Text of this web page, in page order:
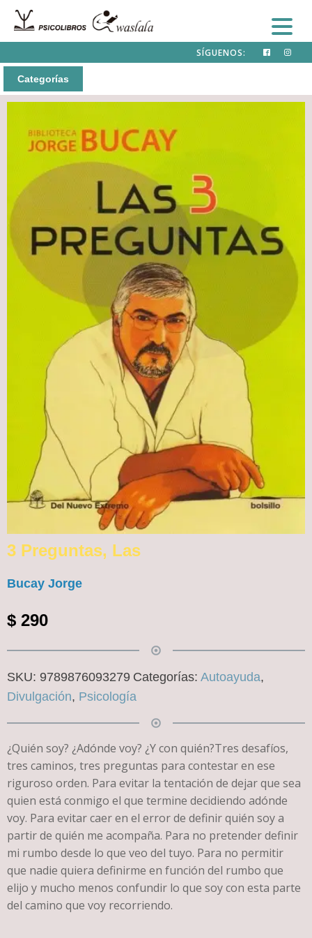
SÍGUENOS:
Categorías
3 Preguntas, Las
Bucay Jorge
$ 290
SKU: 9789876093279 Categorías: Autoayuda,
Divulgación, Psicología
¿Quién soy? ¿Adónde voy? ¿Y con quién?Tres desafíos,
tres caminos, tres preguntas para contestar en ese
riguroso orden. Para evitar la tentación de dejar que sea
quien está conmigo el que termine decidiendo adónde
voy. Para evitar caer en el error de definir quién soy a
partir de quién me acompaña. Para no pretender definir
mi rumbo desde lo que veo del tuyo. Para no permitir
que nadie quiera definirme en función del rumbo que
elijo y mucho menos confundir lo que soy con esta parte
del camino que voy recorriendo.